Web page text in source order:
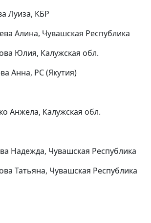
Луиза, КБР
Алина, Чувашская Республика
Юлия, Калужская обл.
Анна, РС (Якутия)
Анжела, Калужская обл.
Надежда, Чувашская Республика
Татьяна, Чувашская Республика